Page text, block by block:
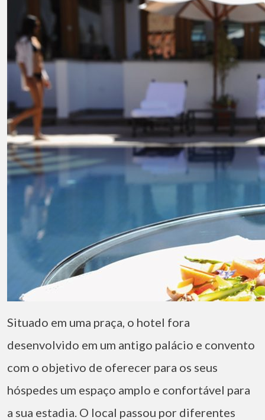
Situado em uma praça, o hotel fora
desenvolvido em um antigo palácio e convento
com o objetivo de oferecer para os seus
hóspedes um espaço amplo e confortável para
a sua estadia. O local passou por diferentes